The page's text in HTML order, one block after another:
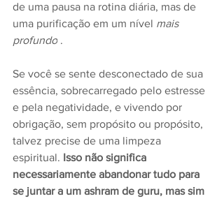
de uma pausa na rotina diária, mas de
uma purificação em um nível mais
profundo .
Se você se sente desconectado de sua
essência, sobrecarregado pelo estresse
e pela negatividade, e vivendo por
obrigação, sem propósito ou propósito,
talvez precise de uma limpeza
espiritual. Isso não significa
necessariamente abandonar tudo para
se juntar a um ashram de guru, mas sim